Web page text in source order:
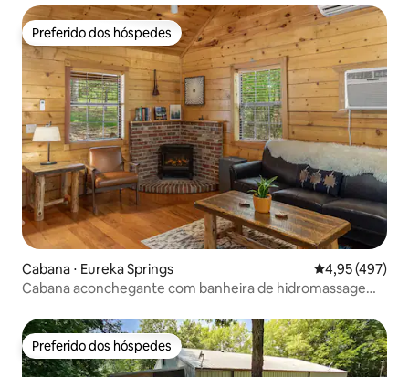
Preferido dos hóspedes
Preferido dos hóspedes
Cabana ⋅ Eureka Springs 4,95 de uma
4,95 (497)
Cabana aconchegante com banheira de hidromassagem,
Preferido dos hóspedes
Preferido dos hóspedes